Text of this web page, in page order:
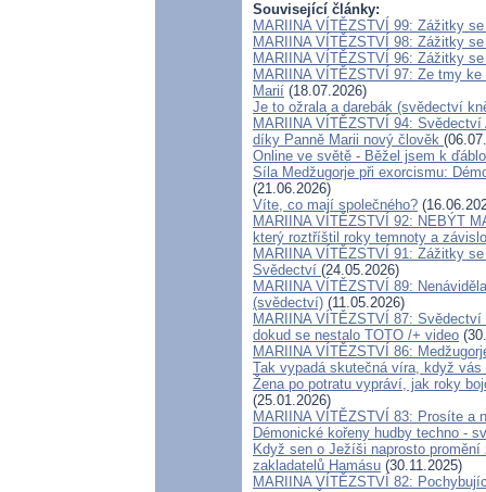
Související články:
MARIINA VÍTĚZSTVÍ 99: Zážitky
MARIINA VÍTĚZSTVÍ 98: Zážitky
MARIINA VÍTĚZSTVÍ 96: Zážitky
MARIINA VÍTĚZSTVÍ 97: Ze tmy
Marií (18.07.2026)
Je to ožrala a darebák (svědectví
MARIINA VÍTĚZSTVÍ 94:
díky Panně Marii nový člověk
Online ve světě - Běžel jsem k
Síla Medžugorje při exorcismu:
(21.06.2026)
Víte, co mají společného?
MARIINA VÍTĚZSTVÍ 92: NEBÝT
který roztříštil roky temnoty a
MARIINA VÍTĚZSTVÍ 91: Zážitky
Svědectví (24.05.2026)
MARIINA VÍTĚZSTVÍ 89:
(svědectví) (11.05.2026)
MARIINA VÍTĚZSTVÍ 87:
dokud se nestalo TOTO /+ video
MARIINA VÍTĚZSTVÍ 86:
Tak vypadá skutečná víra, když
Žena po potratu vypráví, jak roky
(25.01.2026)
MARIINA VÍTĚZSTVÍ 83: Prosíte a
Démonické kořeny hudby techno -
Když sen o Ježíši naprosto
zakladatelů Hamásu (30.11.2025)
MARIINA VÍTĚZSTVÍ 82: